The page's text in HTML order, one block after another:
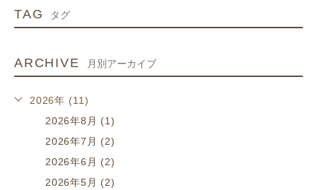
TAG タグ
ARCHIVE 月別アーカイブ
2026年 (11)
2026年8月 (1)
2026年7月 (2)
2026年6月 (2)
2026年5月 (2)